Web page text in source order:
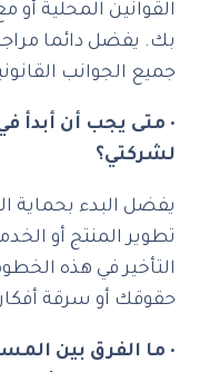
القوانين المحلية
بك. يفضل دائما
جميع الجوانب
• متى يجب أن أبدأ
لشركتي؟
يفضل البدء بحماية
تطوير المنتج أو
التأخير في هذه
حقوقك أو سرقة
• ما الفرق بين